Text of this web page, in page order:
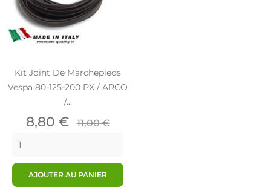
Kit Joint De Marchepieds
Vespa 80-125-200 PX / ARCO
/...
Prix
8,80 € Prix
11,00 €
AJOUTER AU PANIER